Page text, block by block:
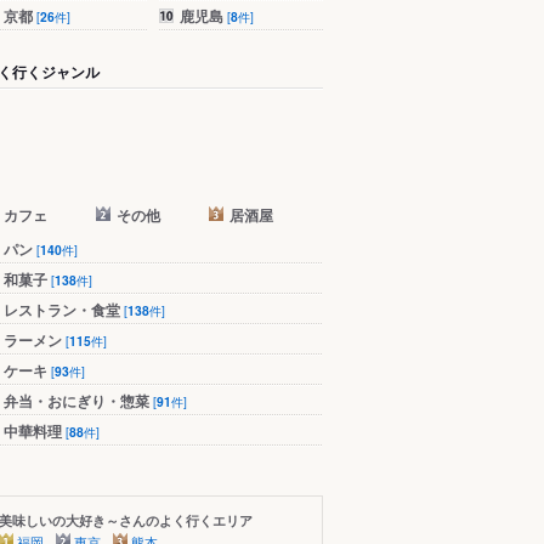
京都 [26件] 鹿児島 [8件]
行くジャンル
カフェ その他
居酒屋
パン [140件]
和菓子 [138件]
レストラン・食堂 [138件]
ラーメン [115件]
ケーキ [93件]
弁当・おにぎり・惣菜 [91件]
中華料理 [88件]
美味しいの大好き～さんのよく行くエリア